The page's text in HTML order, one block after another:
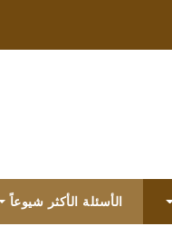
الأسئلة الأكثر شيوعاً